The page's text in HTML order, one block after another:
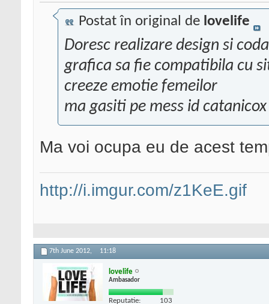
Postat în original de lovelife
Doresc realizare design si
grafica sa fie compatibila cu
creeze emotie femeilor
ma gasiti pe mess id catanicox
Ma voi ocupa eu de acest
http://i.imgur.com/z1KeE.gif
7th June 2012, 11:18
lovelife
Ambasador
Reputatie: 103